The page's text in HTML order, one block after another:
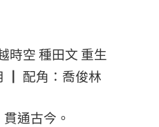
時空 種田文 重生
┃ 配角：喬俊林
通古今。